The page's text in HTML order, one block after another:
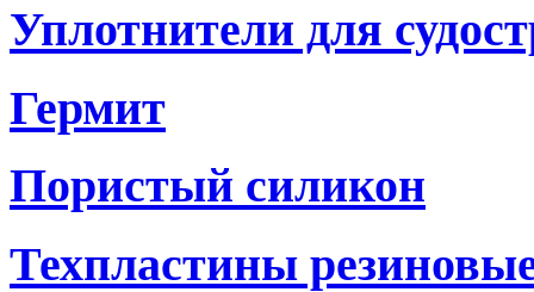
Уплотнители для
Гермит
Пористый силикон
Техпластины